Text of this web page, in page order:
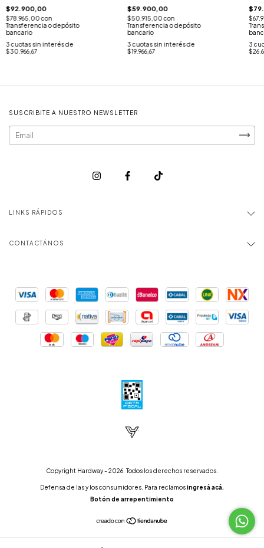
$92.900,00
$78.965,00con
Transferencia o depósito
bancario
3 cuotas sin interés de
$30.966,67
$59.900,00
$50.915,00con
Transferencia o depósito
bancario
3 cuotas sin interés de
$19.966,67
3
SUSCRIBITE A NUESTRO NEWSLETTER
LINKS RÁPIDOS
CONTACTÁNOS
Copyright Hardway - 2026. Todos los derechos reservados.
Defensa de las y los consumidores. Para reclamosingresá acá.
Botón de arrepentimiento